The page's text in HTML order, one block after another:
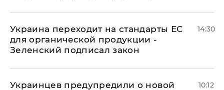
Украина переходит на стандарты ЕС
для органической продукции -
Зеленский подписал закон
14:30
Украинцев предупредили о новой
10:12